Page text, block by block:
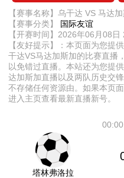
【赛事名称】乌干达 VS 马达
【赛事分类】 国际友谊
【开赛时间】2026年06月08日
【友好提示】：本页面为您提
干达VS马达加斯加的比赛直播
以免错过直播。本站还为您提
达加斯加直播以及两队历史交
不存储任何资源由。如果本页
进入主页查看最新直播新号。
00:00
塔林弗洛拉